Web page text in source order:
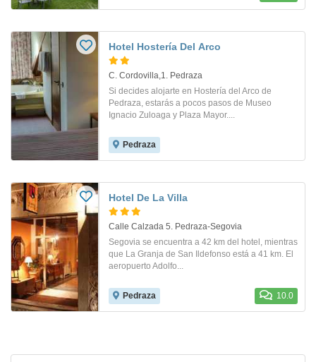
Hotel Hostería Del Arco
C. Cordovilla,1. Pedraza
Si decides alojarte en Hostería del Arco de
Pedraza, estarás a pocos pasos de Museo
Ignacio Zuloaga y Plaza Mayor....
Pedraza
Hotel De La Villa
Calle Calzada 5. Pedraza-Segovia
Segovia se encuentra a 42 km del hotel, mientras
que La Granja de San Ildefonso está a 41 km. El
aeropuerto Adolfo...
Pedraza 10.0